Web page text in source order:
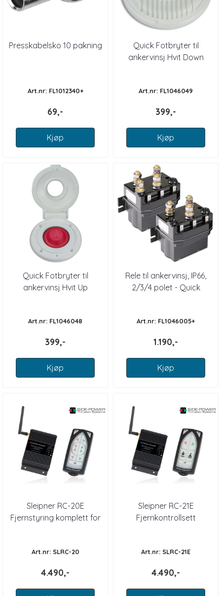
Presskabelsko 10 pakning
Art.nr: FL1012340+
69,-
Kjøp
Quick Fotbryter til
ankervinsj Hvit Down
Art.nr: FL1046049
399,-
Kjøp
Quick Fotbryter til
ankervinsj Hvit Up
Art.nr: FL1046048
399,-
Kjøp
Rele til ankervinsj, IP66,
2/3/4 polet - Quick
Art.nr: FL1046005+
1.190,-
Kjøp
Sleipner RC-20E
Fjernstyring komplett for
Art.nr: SLRC-20
4.490,-
Sleipner RC-21E
Fjernkontrollsett
Art.nr: SLRC-21E
4.490,-